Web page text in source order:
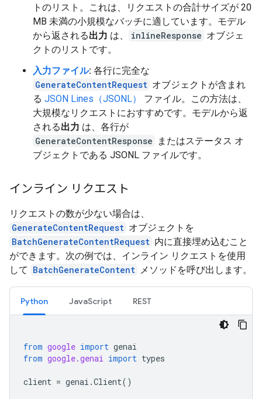
トのリスト。これは、リクエストの合計サイズが 20
MB 未満の小規模なバッチに適しています。モデル
から返される出力 は、 inlineResponse オブジェ
クトのリストです。
入力ファイル: 各行に完全な
GenerateContentRequest オブジェクトが含まれ
る JSON Lines（JSONL）
ファイル。この方法は、
大規模なリクエストにおすすめです。モデルから返
される出力 は、各行が
GenerateContentResponse
またはステータス オ
ブジェクトである JSONL ファイルです。
インライン リクエスト
リクエストの数が少ない場合は、
GenerateContentRequest オブジェクトを
BatchGenerateContentRequest 内に直接埋め込むこと
ができます。次の例では、インライン リクエストを使用
して BatchGenerateContent メソッドを呼び出します。
Python JavaScript REST
from google import genai
from google.genai import types
client = genai .Client()